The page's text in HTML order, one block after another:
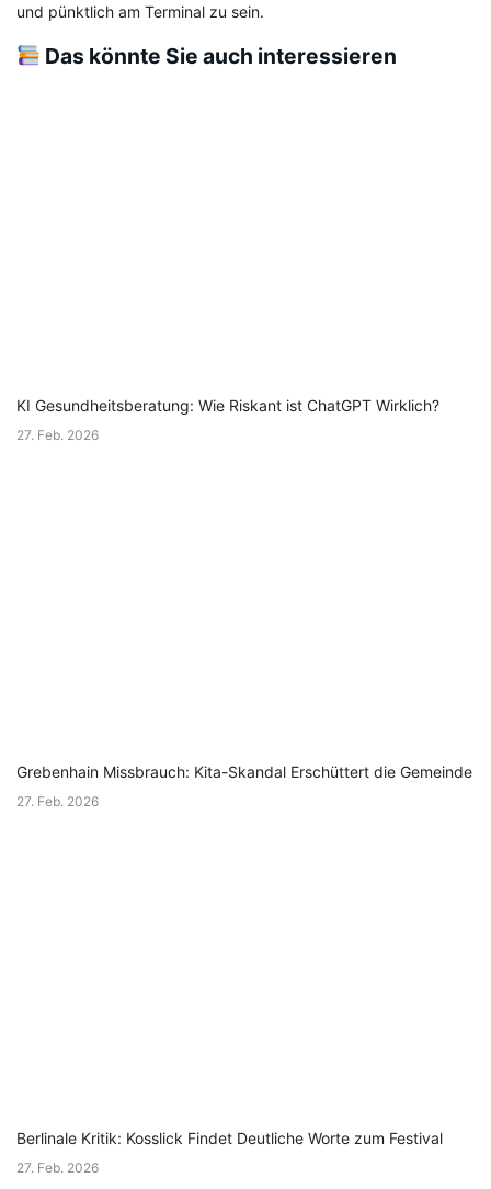
und pünktlich am Terminal zu sein.
Das könnte Sie auch interessieren
KI Gesundheitsberatung: Wie Riskant ist ChatGPT Wirklich?
27. Feb. 2026
Grebenhain Missbrauch: Kita-Skandal Erschüttert die Gemeinde
27. Feb. 2026
Berlinale Kritik: Kosslick Findet Deutliche Worte zum Festival
27. Feb. 2026